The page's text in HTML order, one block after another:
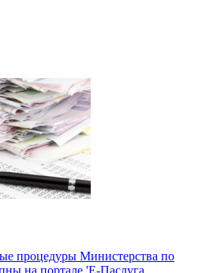
процедуры Министерства по
на портале 'Е-Паслуга